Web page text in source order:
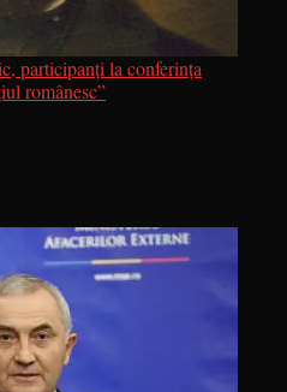
participanți la conferința
românesc”